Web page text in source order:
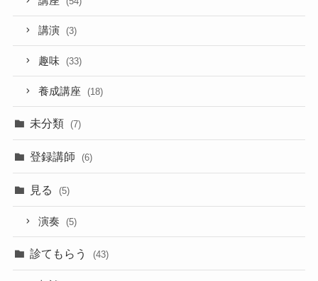
講演 (3)
趣味 (33)
養成講座 (18)
未分類 (7)
登録講師 (6)
見る (5)
演奏 (5)
診てもらう (43)